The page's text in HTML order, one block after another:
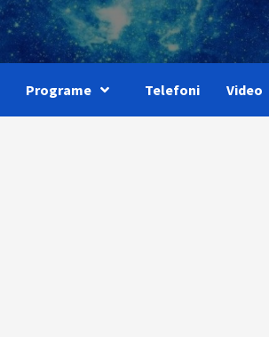
Programe Telefoni Video